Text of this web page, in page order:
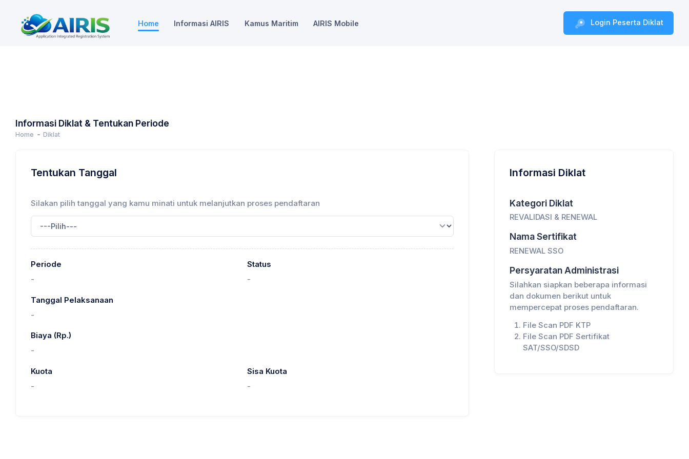
Home Informasi AIRIS Kamus Maritim AIRIS Mobile Login Peserta Diklat
Informasi Diklat & Tentukan Periode
Home Diklat
Informasi Diklat
Kategori Diklat
REVALIDASI & RENEWAL
Nama Sertifikat
RENEWAL SSO
Persyaratan Administrasi
Silahkan siapkan beberapa informasi
dan dokumen berikut untuk
mempercepat proses pendaftaran.
File Scan PDF KTP
File Scan PDF Sertifikat
SAT/SSO/SDSD
Tentukan Tanggal
Silakan pilih tanggal yang kamu minati untuk melanjutkan proses pendaftaran
Periode
-
Status
-
Tanggal Pelaksanaan
-
Biaya (Rp.)
-
Kuota
-
Sisa Kuota
-